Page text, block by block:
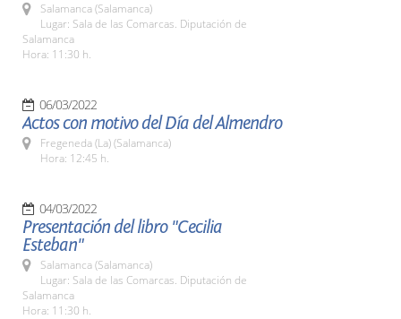
Salamanca (Salamanca)
Lugar: Sala de las Comarcas. Diputación de
Salamanca
Hora: 11:30 h.
06/03/2022
Actos con motivo del Día del Almendro
Fregeneda (La) (Salamanca)
Hora: 12:45 h.
04/03/2022
Presentación del libro "Cecilia
Esteban"
Salamanca (Salamanca)
Lugar: Sala de las Comarcas. Diputación de
Salamanca
Hora: 11:30 h.